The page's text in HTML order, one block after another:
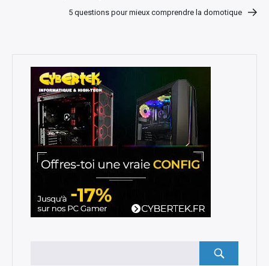
5 questions pour mieux comprendre la domotique